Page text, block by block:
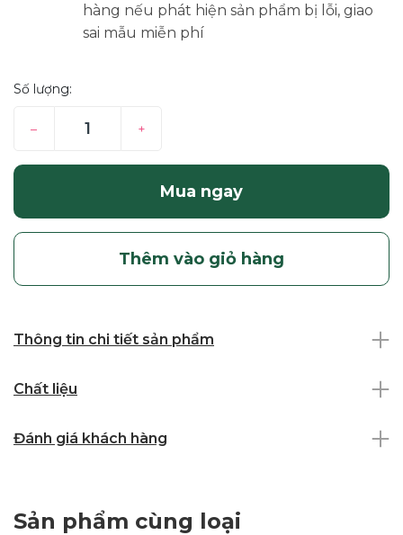
hàng nếu phát hiện sản phẩm bị lỗi, giao
sai mẫu miễn phí
Số lượng:
– +
Mua ngay
Thêm vào giỏ hàng
Thông tin chi tiết sản phẩm
Chất liệu
Đánh giá khách hàng
Sản phẩm cùng loại